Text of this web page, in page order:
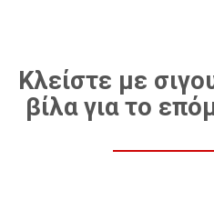
Κλείστε με
βίλα για το